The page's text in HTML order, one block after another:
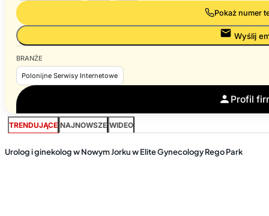
Pokaż numer
Wyślij
BRANŻE
Polonijne Serwisy Internetowe
Profil
TRENDUJĄCE NAJNOWSZE WIDEO
Urolog i ginekolog w Nowym Jorku w Elite Gynecology Rego Park